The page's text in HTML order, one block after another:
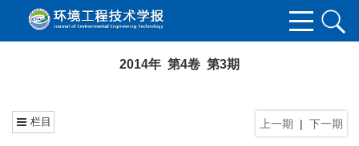
2014年 第4卷 第3期
上一期 | 下一期
栏目